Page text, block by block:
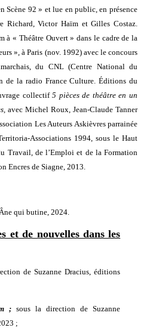
Scène 92 » et lue en public, en présence
Richard, Victor Haïm et Gilles Costaz.
à « Théâtre Ouvert » dans le cadre de la
», à Paris (nov. 1992) avec le concours
du CNL (Centre National du
de la radio France Culture. Éditions du
collectif5 pièces de théâtre en un
avec Michel Roux, Jean-Claude Tanner
Les Auteurs Askièvres parrainée
Associations 1994, sous le Haut
Travail, de l’Emploi et de la Formation
Encres de Siagne, 2013.
qui butine, 2024.
et de nouvelles dans les
de Suzanne Dracius, éditions
; sous ladirection de Suzanne
;